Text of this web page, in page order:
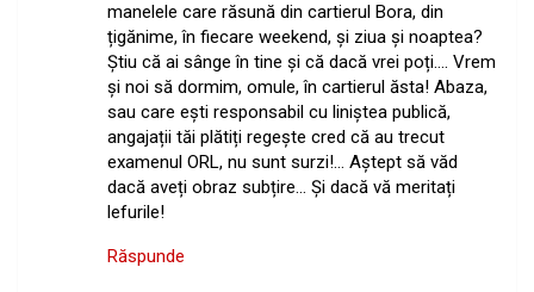
manelele care răsună din cartierul Bora, din
țigănime, în fiecare weekend, și ziua și noaptea?
Știu că ai sânge în tine și că dacă vrei poți…. Vrem
și noi să dormim, omule, în cartierul ăsta! Abaza,
sau care ești responsabil cu liniștea publică,
angajații tăi plătiți regește cred că au trecut
examenul ORL, nu sunt surzi!… Aștept să văd
dacă aveți obraz subțire… Și dacă vă meritați
lefurile!
Răspunde